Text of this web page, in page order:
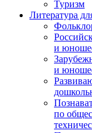
Туризм
Литература
и
и
по